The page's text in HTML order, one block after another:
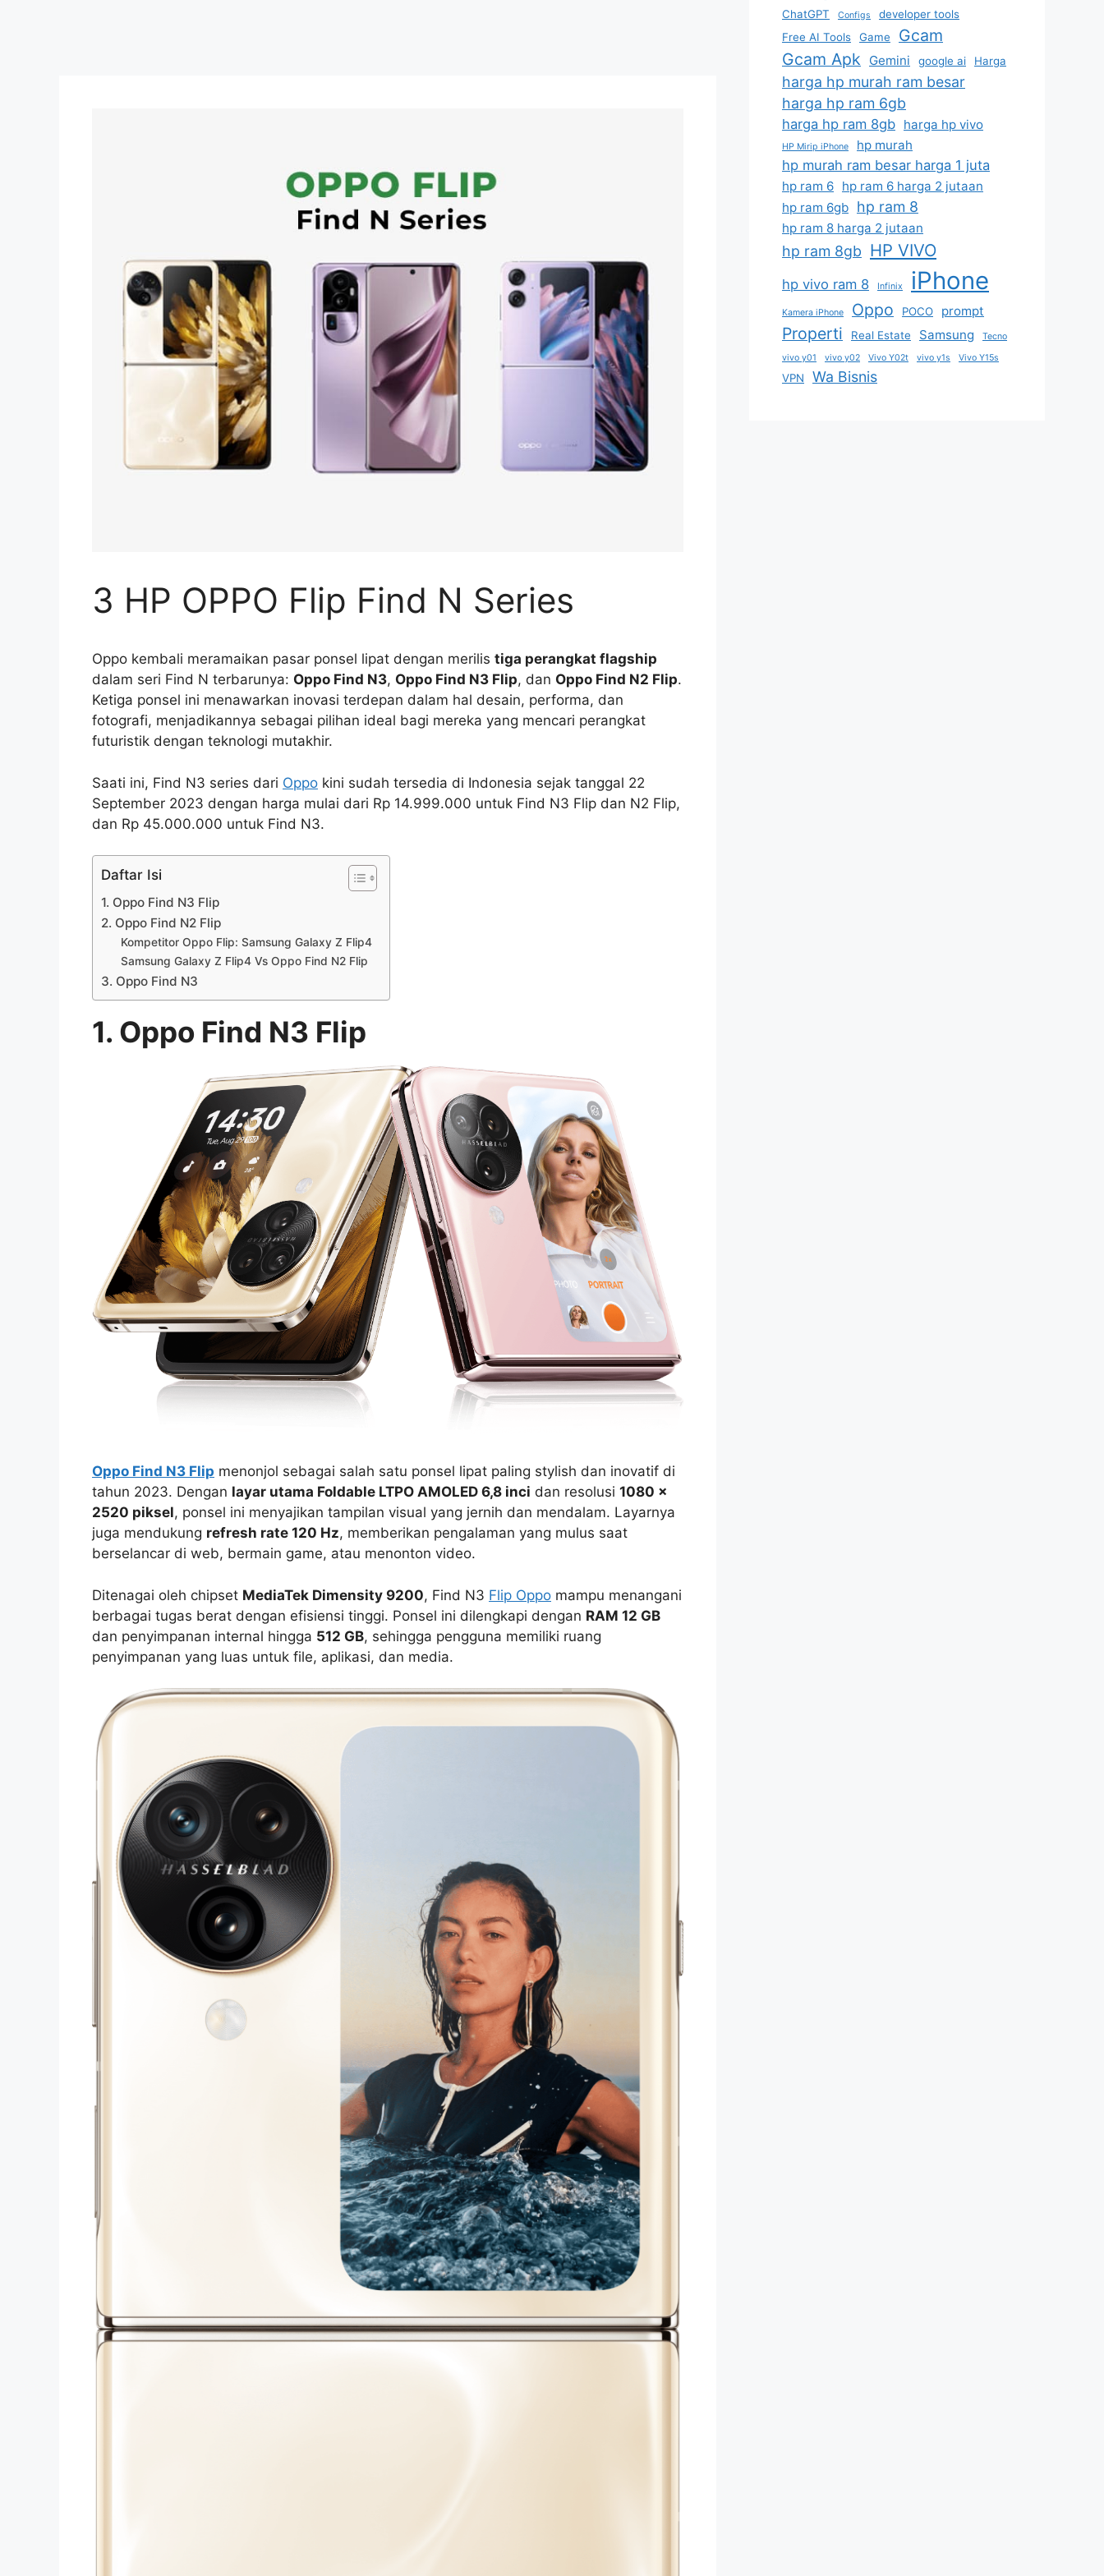
3 HP OPPO Flip Find N Series
Oppo kembali meramaikan pasar ponsel lipat dengan merilis tiga perangkat flagship
dalam seri Find N terbarunya: Oppo Find N3, Oppo Find N3 Flip, dan Oppo Find N2 Flip.
Ketiga ponsel ini menawarkan inovasi terdepan dalam hal desain, performa, dan
fotografi, menjadikannya sebagai pilihan ideal bagi mereka yang mencari perangkat
futuristik dengan teknologi mutakhir.
Saati ini, Find N3 series dari Oppo kini sudah tersedia di Indonesia sejak tanggal 22
September 2023 dengan harga mulai dari Rp 14.999.000 untuk Find N3 Flip dan N2 Flip,
dan Rp 45.000.000 untuk Find N3.
Daftar Isi
1. Oppo Find N3 Flip
2. Oppo Find N2 Flip
Kompetitor Oppo Flip: Samsung Galaxy Z Flip4
Samsung Galaxy Z Flip4 Vs Oppo Find N2 Flip
3. Oppo Find N3
1. Oppo Find N3 Flip
Oppo Find N3 Flip menonjol sebagai salah satu ponsel lipat paling stylish dan inovatif di
tahun 2023. Dengan layar utama Foldable LTPO AMOLED 6,8 inci dan resolusi 1080 x
2520 piksel, ponsel ini menyajikan tampilan visual yang jernih dan mendalam. Layarnya
juga mendukung refresh rate 120 Hz, memberikan pengalaman yang mulus saat
berselancar di web, bermain game, atau menonton video.
Ditenagai oleh chipset MediaTek Dimensity 9200, Find N3 Flip Oppo mampu menangani
berbagai tugas berat dengan efisiensi tinggi. Ponsel ini dilengkapi dengan RAM 12 GB
dan penyimpanan internal hingga 512 GB, sehingga pengguna memiliki ruang
penyimpanan yang luas untuk file, aplikasi, dan media.
ChatGPT Configs
developer tools
Free AI Tools
Game
Gcam
Gcam Apk
Gemini google ai Harga
harga hp murah ram besar
harga hp ram 6gb
harga hp ram 8gb harga hp vivo
HP Mirip iPhone hp murah
hp murah ram besar harga 1 juta
hp ram 6 hp ram 6 harga 2 jutaan
hp ram 6gb hp ram 8
hp ram 8 harga 2 jutaan
hp ram 8gb HP VIVO
hp vivo ram 8 Infinix iPhone
Kamera iPhone Oppo POCO prompt
Properti Real Estate Samsung
Tecno
vivo y01
vivo y02 Vivo Y02t vivo y1s Vivo Y15s
VPN Wa Bisnis